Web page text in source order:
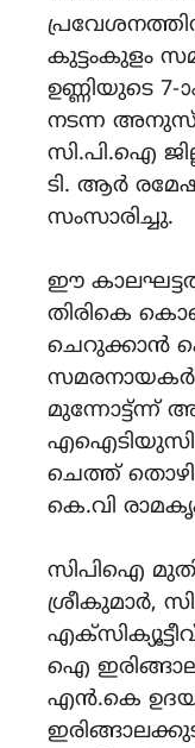
കുട്ടംകുളം
ഉണ്ണിയുടെ 7-
നടന്ന
സി.പി.ഐ
ടി. ആർ
സംസാരിച്ചു.
ഈ
തിരികെ
ചെറുക്കാൻ
സമരനായകർ
മുന്നോട്ട്ന്ന്
എഐടിയുസി
ചെത്ത്
കെ.വി
സിപിഐ
ശ്രീകുമാർ,
ഐ
എൻ.കെ